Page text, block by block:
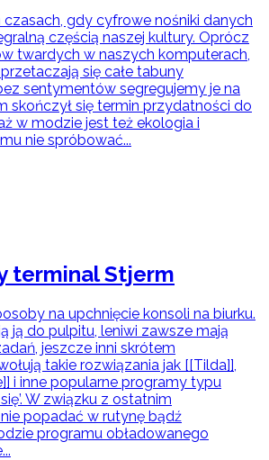
gdy cyfrowe nośniki danych
częścią naszej kultury. Oprócz
twardych w naszych komputerach,
się całe tabuny
sentymentów segregujemy je na
skończył się termin przydatności do
w modzie jest też ekologia i
nie spróbować...
terminal Stjerm
na upchnięcie konsoli na biurku.
ją do pulpitu, leniwi zawsze mają
jeszcze inni skrótem
takie rozwiązania jak [[Tilda]],
i inne popularne programy typu
W związku z ostatnim
popadać w rutynę bądź
programu obładowanego